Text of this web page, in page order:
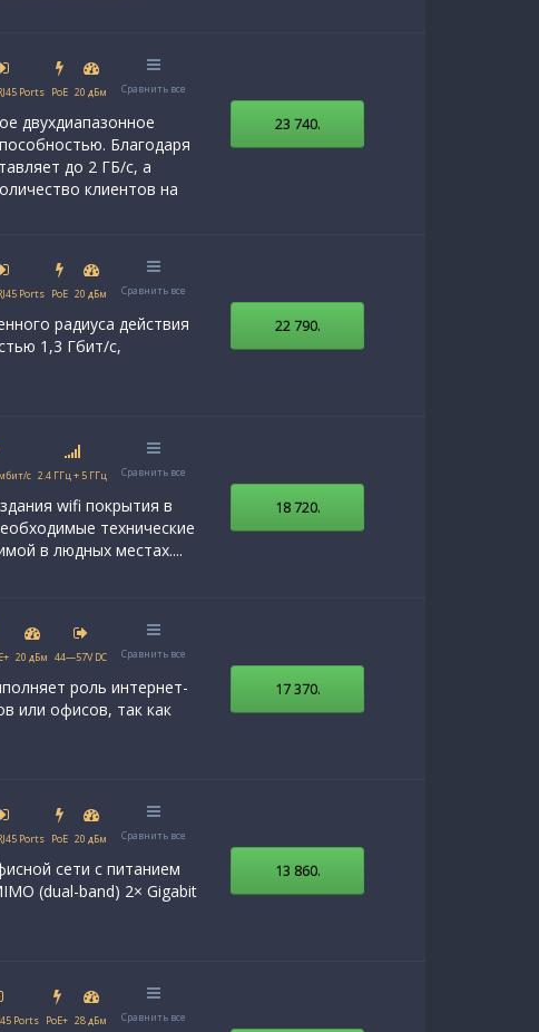
Ports PoE 20 дБм Сравнить все
двухдиапазонное
Благодаря
до 2 ГБ/с, а
клиентов на
23 740.
Ports PoE 20 дБм Сравнить все
радиуса действия
1,3 Гбит/с,
22 790.
с 2.4 ГГц + 5 ГГц Сравнить все
wifi покрытия в
технические
в людных местах....
18 720.
20 дБм 44—57V DC Сравнить все
роль интернет-
или офисов, так как
17 370.
Ports PoE 20 дБм Сравнить все
сети с питанием
(dual-band) 2× Gigabit
13 860.
Ports PoE+ 28 дБм Сравнить все